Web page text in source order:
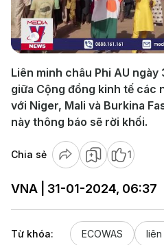
Liên minh châu Phi AU
giữa Cộng đồng kinh tế các
với Niger, Mali và Burkina
này thông báo sẽ rời khối.
Chia sẻ 1
VNA | 31-01-2024, 06:37
Từ khóa: ECOWAS liên